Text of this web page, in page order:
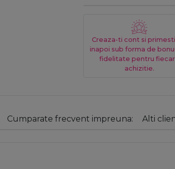
Creaza-ti cont si
inapoi sub forma de
fidelitate pentru
achizitie.
Cumparate frecvent impreuna: Alti